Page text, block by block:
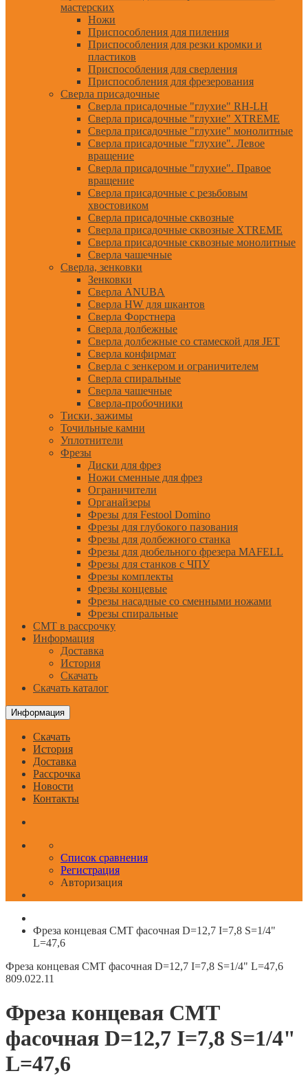
мастерских
Ножи
Приспособления для пиления
Приспособления для резки кромки и
пластиков
Приспособления для сверления
Приспособления для фрезерования
Сверла присадочные
Сверла присадочные "глухие" RH-LH
Сверла присадочные "глухие" XTREME
Сверла присадочные "глухие" монолитные
Сверла присадочные "глухие". Левое
вращение
Сверла присадочные "глухие". Правое
вращение
Сверла присадочные с резьбовым
хвостовиком
Сверла присадочные сквозные
Сверла присадочные сквозные XTREME
Сверла присадочные сквозные монолитные
Сверла чашечные
Сверла, зенковки
Зенковки
Сверла ANUBA
Сверла HW для шкантов
Сверла Форстнера
Сверла долбежные
Сверла долбежные со стамеской для JET
Сверла конфирмат
Сверла с зенкером и ограничителем
Сверла спиральные
Сверла чашечные
Сверла-пробочники
Тиски, зажимы
Точильные камни
Уплотнители
Фрезы
Диски для фрез
Ножи сменные для фрез
Ограничители
Органайзеры
Фрезы для Festool Domino
Фрезы для глубокого пазования
Фрезы для долбежного станка
Фрезы для дюбельного фрезера MAFELL
Фрезы для станков с ЧПУ
Фрезы комплекты
Фрезы концевые
Фрезы насадные со сменными ножами
Фрезы спиральные
CMT в рассрочку
Информация
Доставка
История
Скачать
Скачать каталог
Информация
Скачать
История
Доставка
Рассрочка
Новости
Контакты
Список сравнения
Регистрация
Авторизация
Фреза концевая CMT фасочная D=12,7 I=7,8 S=1/4"
L=47,6
Фреза концевая CMT фасочная D=12,7 I=7,8 S=1/4" L=47,6
809.022.11
Фреза концевая CMT
фасочная D=12,7 I=7,8 S=1/4"
L=47,6